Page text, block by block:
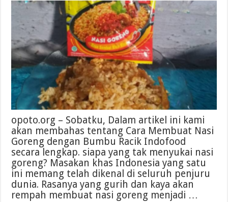
opoto.org – Sobatku, Dalam artikel ini kami
akan membahas tentang Cara Membuat Nasi
Goreng dengan Bumbu Racik Indofood
secara lengkap. siapa yang tak menyukai nasi
goreng? Masakan khas Indonesia yang satu
ini memang telah dikenal di seluruh penjuru
dunia. Rasanya yang gurih dan kaya akan
rempah membuat nasi goreng menjadi …